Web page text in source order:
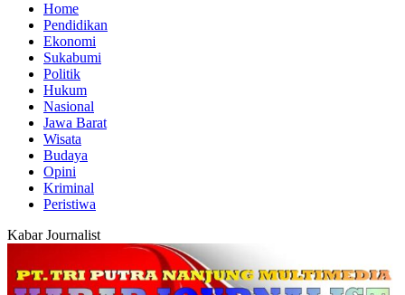
Home
Pendidikan
Ekonomi
Sukabumi
Politik
Hukum
Nasional
Jawa Barat
Wisata
Budaya
Opini
Kriminal
Peristiwa
Kabar Journalist